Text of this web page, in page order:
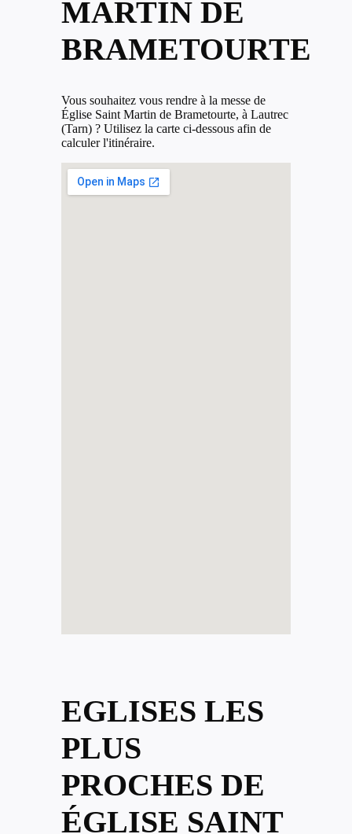
MARTIN DE
BRAMETOURTE
Vous souhaitez vous rendre à la messe de
Église Saint Martin de Brametourte, à Lautrec
(Tarn) ? Utilisez la carte ci-dessous afin de
calculer l'itinéraire.
EGLISES LES
PLUS
PROCHES DE
ÉGLISE SAINT